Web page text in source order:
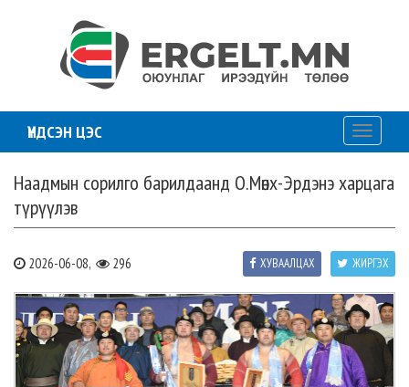
ҮНДСЭН ЦЭС
Toggle
Наадмын сорилго барилдаанд О.Мөнх-Эрдэнэ харцага
түрүүлэв
2026-06-08, 296 ЖИРГЭХ
ХУВААЛЦАХ